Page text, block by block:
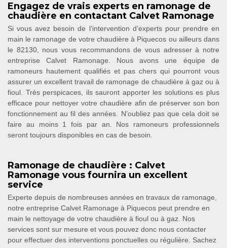
Engagez de vrais experts en ramonage de
chaudière en contactant Calvet Ramonage
Si vous avez besoin de l’intervention d’experts pour prendre en
main le ramonage de votre chaudière à Piquecos ou ailleurs dans
le 82130, nous vous recommandons de vous adresser à notre
entreprise Calvet Ramonage. Nous avons une équipe de
ramoneurs hautement qualifiés et pas chers qui pourront vous
assurer un excellent travail de ramonage de chaudière à gaz ou à
fioul. Très perspicaces, ils sauront apporter les solutions es plus
efficace pour nettoyer votre chaudière afin de préserver son bon
fonctionnement au fil des années. N’oubliez pas que cela doit se
faire au moins 1 fois par an. Nos ramoneurs professionnels
seront toujours disponibles en cas de besoin.
Ramonage de chaudière : Calvet
Ramonage vous fournira un excellent
service
Experte depuis de nombreuses années en travaux de ramonage,
notre entreprise Calvet Ramonage à Piquecos peut prendre en
main le nettoyage de votre chaudière à fioul ou à gaz. Nos
services sont sur mesure et vous pouvez donc nous contacter
pour effectuer des interventions ponctuelles ou régulière. Sachez